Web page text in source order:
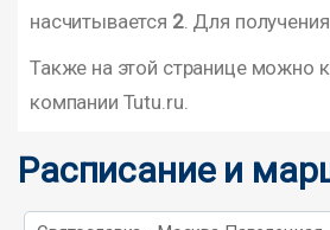
насчитывается 2. Для
Также на этой странице можно
компании Tutu.ru.
Расписание и